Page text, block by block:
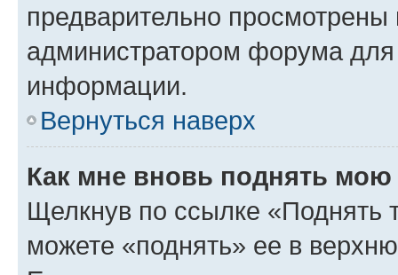
предварительно
администратором форума
информации.
Вернуться наверх
Как мне вновь поднять мою
Щелкнув по ссылке «Поднять
можете «поднять» ее в